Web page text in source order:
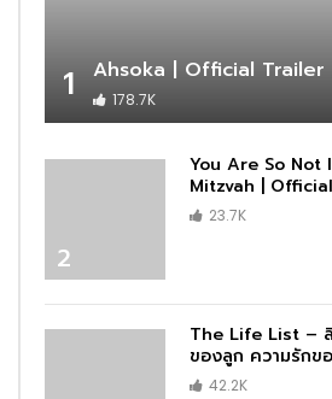
1 Ahsoka | Official Trailer
178.7K
2
You Are So Not
Mitzvah |
23.7K
The Life List –
ของลูก ความรักข
42.2K